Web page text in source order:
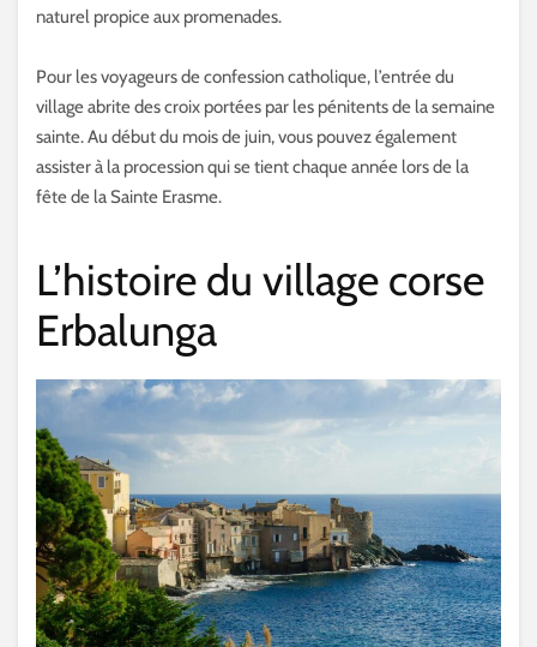
naturel propice aux promenades.
Pour les voyageurs de confession catholique, l’entrée du
village abrite des croix portées par les pénitents de la semaine
sainte. Au début du mois de juin, vous pouvez également
assister à la procession qui se tient chaque année lors de la
fête de la Sainte Erasme.
L’histoire du village corse
Erbalunga